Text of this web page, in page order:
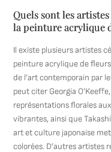
Quels sont les
la peinture acrylique
Il existe plusieurs artistes
peinture acrylique de
de l’art contemporain par
peut citer Georgia
représentations florales
vibrantes, ainsi que
art et culture japonaise
colorées. D’autres artistes